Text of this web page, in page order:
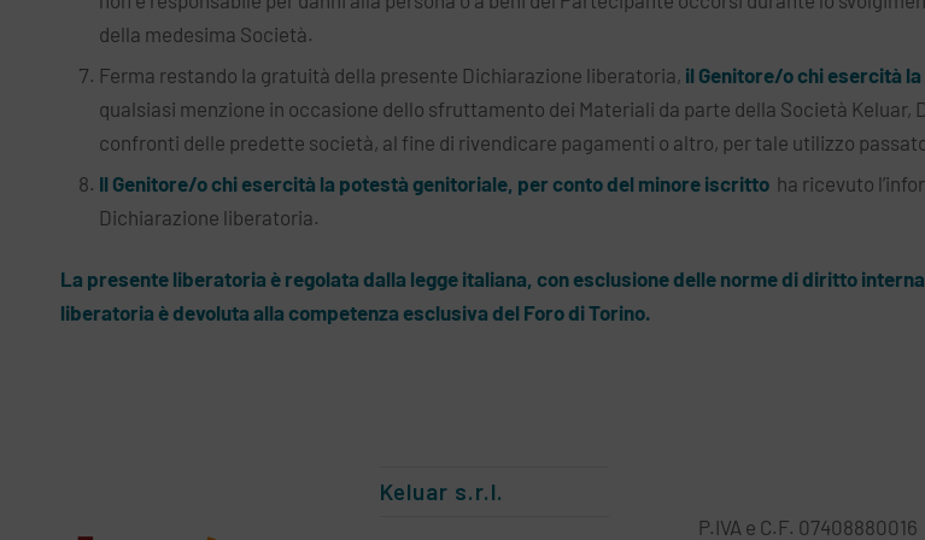
della medesima Società.
Ferma restando la gratuità della presente Dichiarazione liberatoria, il Genitore/o chi esercità
qualsiasi menzione in occasione dello sfruttamento dei Materiali da parte della Società Keluar,
confronti delle predette società, al fine di rivendicare pagamenti o altro, per tale utilizzo
Il Genitore/o chi esercità la potestà genitoriale, per conto del minore iscritto ha ricevuto
Dichiarazione liberatoria.
La presente liberatoria è regolata dalla legge italiana, con esclusione delle norme di diritto
liberatoria è devoluta alla competenza esclusiva del Foro di Torino.
Keluar s.r.l.
P.IVA e C.F. 07408880016